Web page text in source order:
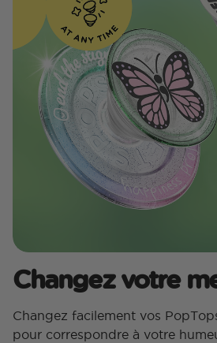
Changez votre
Changez facilement vos
pour correspondre à votre